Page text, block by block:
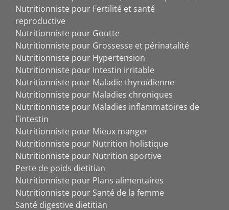
Nutritionniste pour Fertilité et santé
reproductive
Nutritionniste pour Goutte
Nutritionniste pour Grossesse et périnatalité
Nutritionniste pour Hypertension
Nutritionniste pour Intestin irritable
Nutritionniste pour Maladie thyroïdienne
Nutritionniste pour Maladies chroniques
Nutritionniste pour Maladies inflammatoires de
l`intestin
Nutritionniste pour Mieux manger
Nutritionniste pour Nutrition holistique
Nutritionniste pour Nutrition sportive
Perte de poids dietitian
Nutritionniste pour Plans alimentaires
Nutritionniste pour Santé de la femme
Santé digestive dietitian